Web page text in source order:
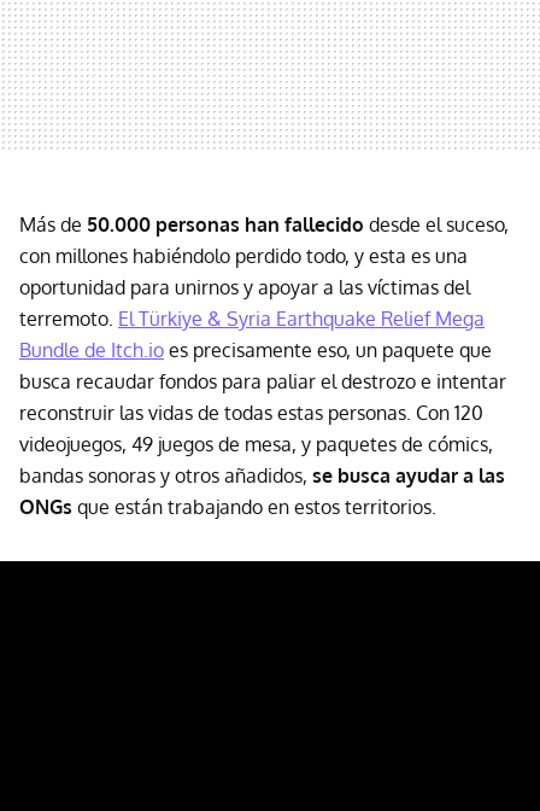
Más de 50.000 personas han fallecido desde el suceso,
con millones habiéndolo perdido todo, y esta es una
oportunidad para unirnos y apoyar a las víctimas del
terremoto. El Türkiye & Syria Earthquake Relief Mega
Bundle de Itch.io es precisamente eso, un paquete que
busca recaudar fondos para paliar el destrozo e intentar
reconstruir las vidas de todas estas personas. Con 120
videojuegos, 49 juegos de mesa, y paquetes de cómics,
bandas sonoras y otros añadidos, se busca ayudar a las
ONGs que están trabajando en estos territorios.